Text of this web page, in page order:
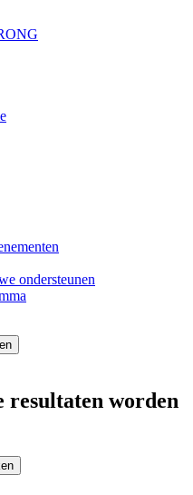
ondersteunen
resultaten worden